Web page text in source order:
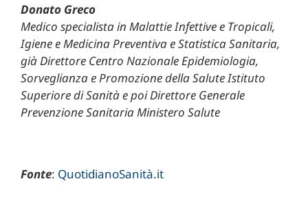
Donato Greco
Medico specialista in Malattie Infettive e Tropicali,
Igiene e Medicina Preventiva e Statistica Sanitaria,
già Direttore Centro Nazionale Epidemiologia,
Sorveglianza e Promozione della Salute Istituto
Superiore di Sanità e poi Direttore Generale
Prevenzione Sanitaria Ministero Salute
Fonte: QuotidianoSanità.it